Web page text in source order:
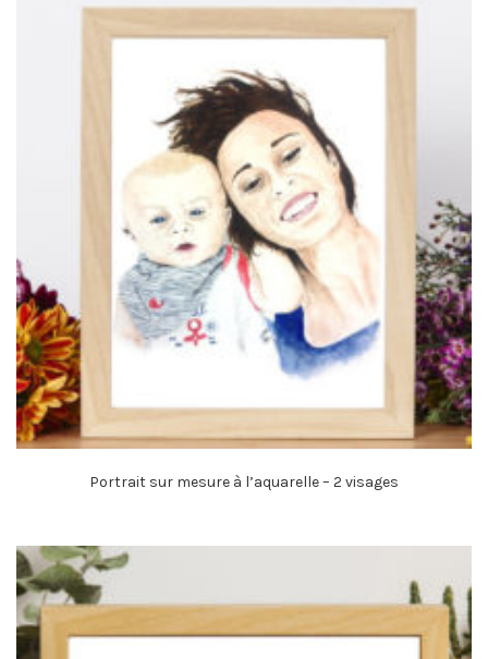
Portrait sur mesure à l’aquarelle – 2 visages